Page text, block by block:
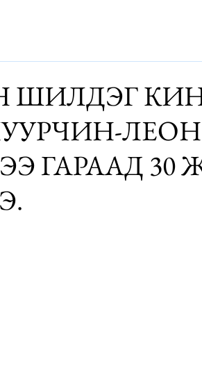
ГАРААД 30